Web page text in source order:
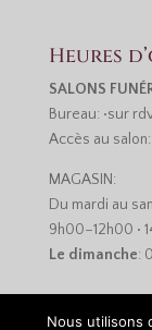
Heures
SALONS
Bureau: •sur
Accès au
MAGASIN:
Du mardi au
9h00–12h00 •
Le dimanche:
Nous utilisons